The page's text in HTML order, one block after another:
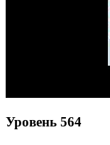
Уровень 564